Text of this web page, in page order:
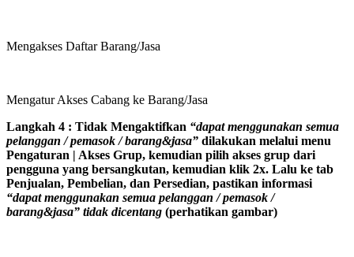
Mengakses Daftar Barang/Jasa
Mengatur Akses Cabang ke Barang/Jasa
Langkah 4 : Tidak Mengaktifkan “dapat menggunakan semua
pelanggan / pemasok / barang&jasa” dilakukan melalui menu
Pengaturan | Akses Grup, kemudian pilih akses grup dari
pengguna yang bersangkutan, kemudian klik 2x. Lalu ke tab
Penjualan, Pembelian, dan Persedian, pastikan informasi
“dapat menggunakan semua pelanggan / pemasok /
barang&jasa” tidak dicentang (perhatikan gambar)